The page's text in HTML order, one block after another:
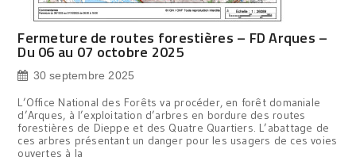
Fermeture de routes forestières – FD Arques –
Du 06 au 07 octobre 2025
30 septembre 2025
L’Office National des Forêts va procéder, en forêt domaniale
d’Arques, à l’exploitation d’arbres en bordure des routes
forestières de Dieppe et des Quatre Quartiers. L’abattage de
ces arbres présentant un danger pour les usagers de ces voies
ouvertes à la